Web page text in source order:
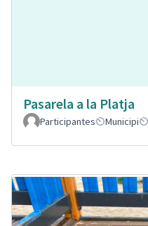
Pasarela a la Platja
Participantes
Municipi